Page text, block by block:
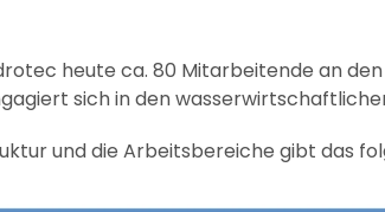
heute ca. 80 Mitarbeitende an den
sich in den
und die Arbeitsbereiche gibt das